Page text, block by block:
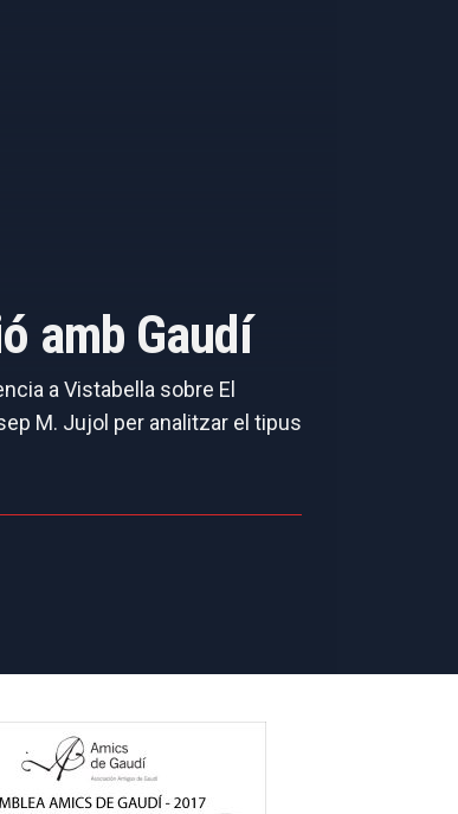
amb Gaudí
a Vistabella sobre El
M. Jujol per analitzar el tipus